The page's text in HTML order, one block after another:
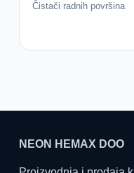
Čistači radnih površina
NEON HEMAX DOO